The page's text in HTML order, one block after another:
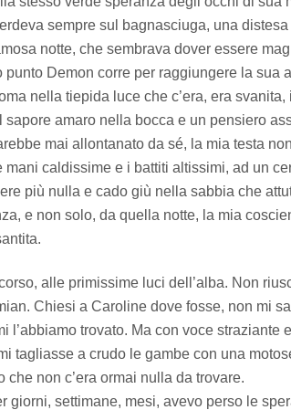
sempre sul bagnasciuga, una
notte, che sembrava dover essere
punto Demon corre per raggiungere la sua
nella tiepida luce che c’era, era
sapore amaro nella bocca e un pensiero
mai allontanato da sé, la mia testa
mani caldissime e i battiti altissimi, ad un
più nulla e cado giù nella sabbia che
e non solo, da quella notte, la mia
alle primissime luci dell’alba. Non
Chiesi a Caroline dove fosse, non mi
l’abbiamo trovato. Ma con voce straziante
tagliasse a crudo le gambe con una
che non c’era ormai nulla da trovare.
giorni, settimane, mesi, avevo perso le